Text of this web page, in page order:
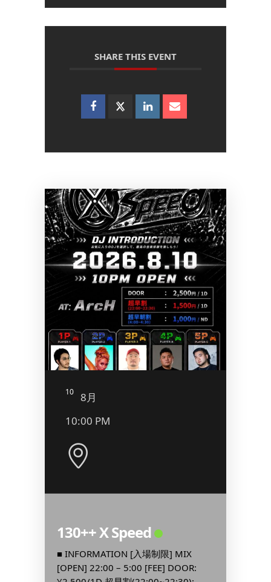
SHARE THIS EVENT
10
8月
10:00 PM
130++ X Speed
■ INFORMATION [入場制限] MIX
[OPEN] 22:00 – 5:00 [FEE] DOOR: